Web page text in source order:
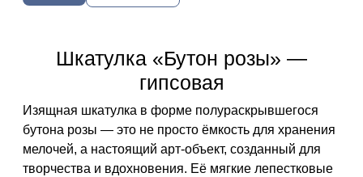
Шкатулка «Бутон розы» —
гипсовая
Изящная шкатулка в форме полураскрывшегося
бутона розы — это не просто ёмкость для хранения
мелочей, а настоящий арт-объект, созданный для
творчества и вдохновения. Её мягкие лепестковые